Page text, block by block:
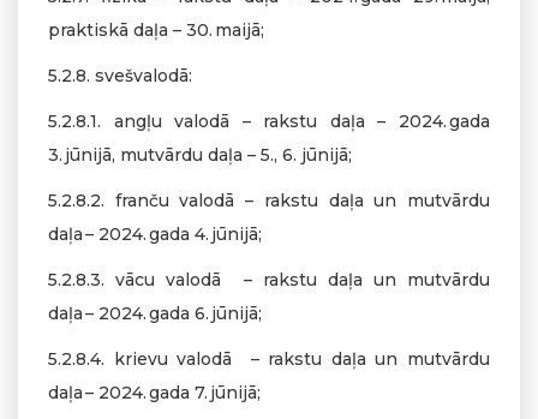
praktiskā daļa – 30. maijā;
5.2.8. svešvalodā:
5.2.8.1. angļu valodā – rakstu daļa – 2024. gada
3. jūnijā, mutvārdu daļa – 5., 6. jūnijā;
5.2.8.2. franču valodā – rakstu daļa un mutvārdu
daļa – 2024. gada 4. jūnijā;
5.2.8.3. vācu valodā – rakstu daļa un mutvārdu
daļa – 2024. gada 6. jūnijā;
5.2.8.4. krievu valodā – rakstu daļa un mutvārdu
daļa – 2024. gada 7. jūnijā;